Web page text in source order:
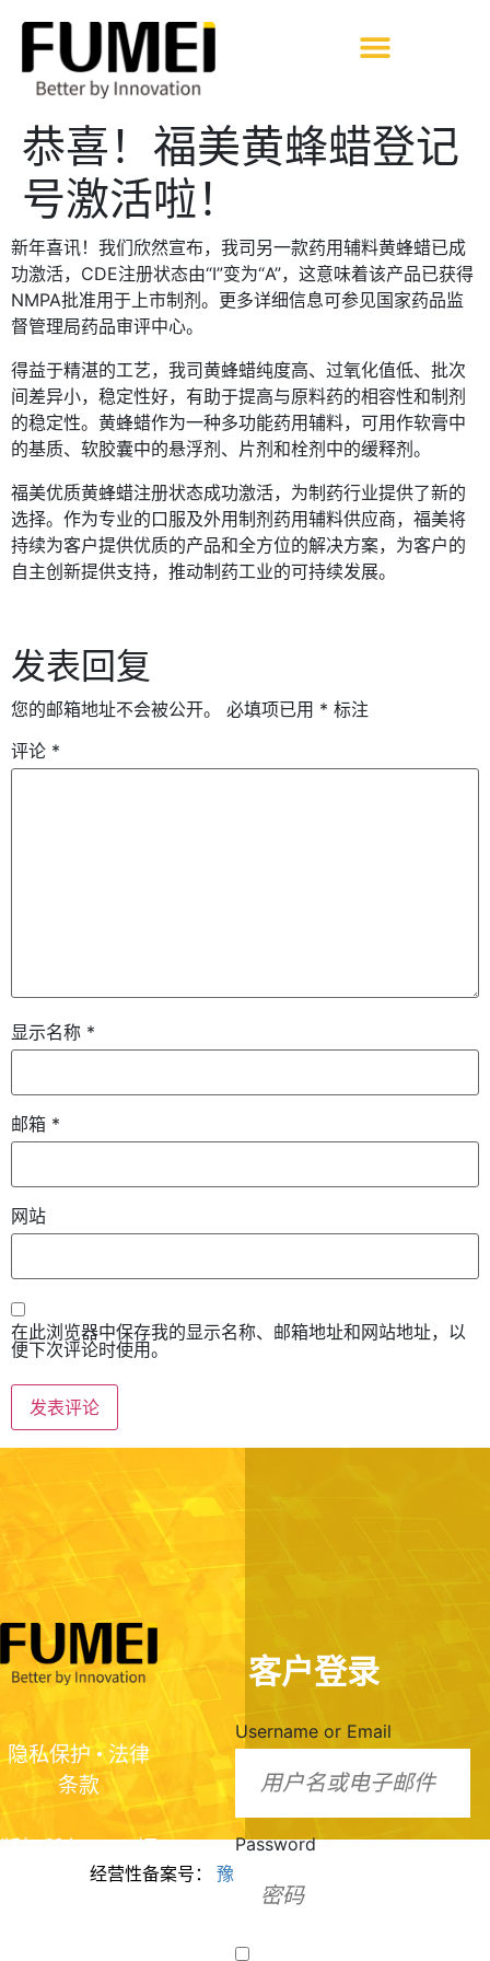
恭喜！福美黄蜂蜡登记
号激活啦！
新年喜讯！我们欣然宣布，我司另一款药用辅料黄蜂蜡已成
功激活，CDE注册状态由“I”变为“A”，这意味着该产品已获得
NMPA批准用于上市制剂。更多详细信息可参见国家药品监
督管理局药品审评中心。
得益于精湛的工艺，我司黄蜂蜡纯度高、过氧化值低、批次
间差异小，稳定性好，有助于提高与原料药的相容性和制剂
的稳定性。黄蜂蜡作为一种多功能药用辅料，可用作软膏中
的基质、软胶囊中的悬浮剂、片剂和栓剂中的缓释剂。
福美优质黄蜂蜡注册状态成功激活，为制药行业提供了新的
选择。作为专业的口服及外用制剂药用辅料供应商，福美将
持续为客户提供优质的产品和全方位的解决方案，为客户的
自主创新提供支持，推动制药工业的可持续发展。
发表回复
您的邮箱地址不会被公开。 必填项已用 * 标注
评论 *
显示名称 *
邮箱 *
网站
在此浏览器中保存我的显示名称、邮箱地址和网站地址，以
便下次评论时使用。
隐私保护•法律
条款
美脂质化学（河
客户登录
Username or Email
Password
经营性备案号： 豫ICP备2024099943号